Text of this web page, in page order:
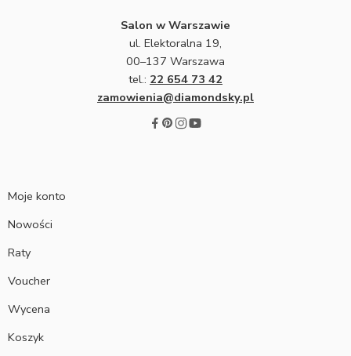
Salon w Warszawie
ul. Elektoralna 19,
00–137 Warszawa
tel.: 22 654 73 42
zamowienia@diamondsky.pl
Moje konto
Nowości
Raty
Voucher
Wycena
Koszyk